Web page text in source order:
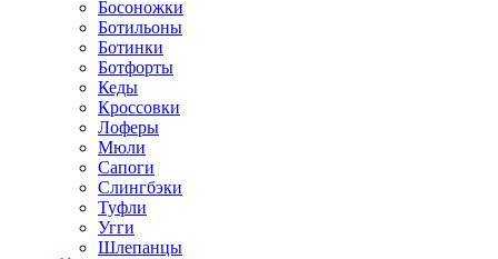
Босоножки
Ботильоны
Ботинки
Ботфорты
Кеды
Кроссовки
Лоферы
Мюли
Сапоги
Слингбэки
Туфли
Угги
Шлепанцы